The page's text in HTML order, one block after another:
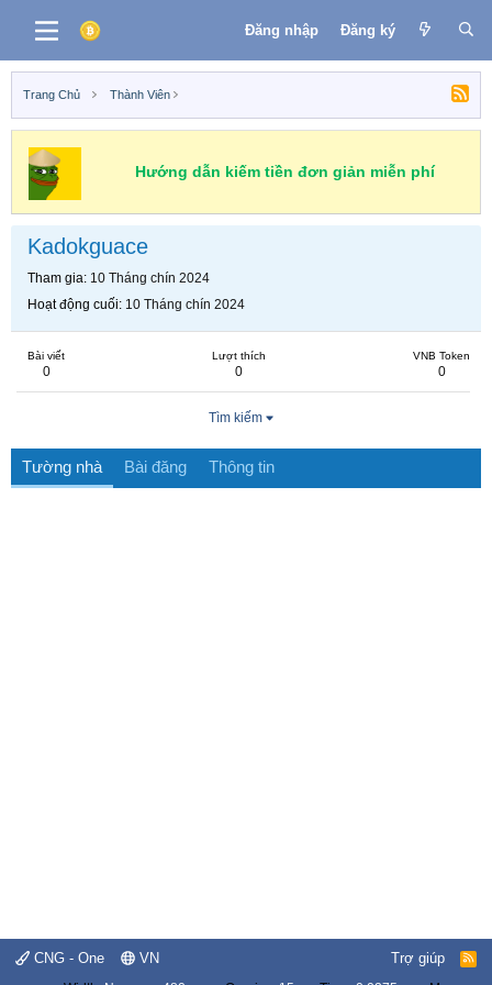
Đăng nhập Đăng ký
Trang Chủ Thành Viên
Hướng dẫn kiếm tiền đơn giản miễn phí
Kadokguace
Tham gia 10 Tháng chín 2024
Hoạt động cuối 10 Tháng chín 2024
Bài viết
0
Lượt thích
0
VNB Token
0
Tìm kiếm
Tường nhà Bài đăng Thông tin
CNG - One VN Trợ giúp
R